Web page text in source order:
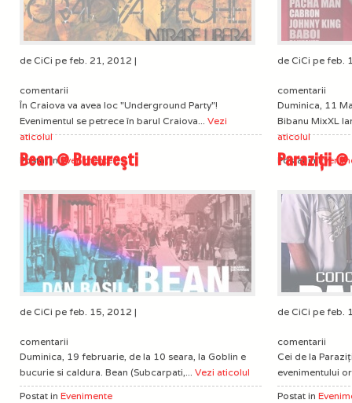
de CiCi pe feb. 21, 2012 |
comentarii
În Craiova va avea loc "Underground Party"!
Evenimentul se petrece în barul Craiova... Vezi
aticolul
Postat inEvenimente
de CiCi pe feb.
comentarii
Duminica, 11
Bibanu MixXL
aticolul
Postat in
Bean @ Bucureşti
de CiCi pe feb. 15, 2012 |
comentarii
Duminica, 19 februarie, de la 10 seara, la Goblin e
bucurie si caldura. Bean (Subcarpati,... Vezi aticolul
Postat in Evenimente
Paraziții
de CiCi pe feb.
comentarii
Cei de la
evenimentului
Postat in